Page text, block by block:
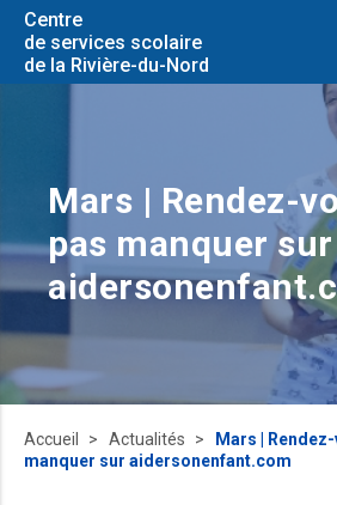
Centre
de services scolaire
de la Rivière-du-Nord
Mars | Rendez-
pas manquer sur
Accueil Actualités
Mars |
manquer sur aidersonenfant.com